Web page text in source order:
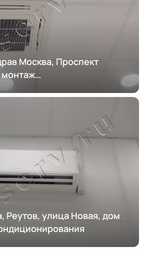
Москва, Проспект
монтаж
Реутов, улица Новая, дом